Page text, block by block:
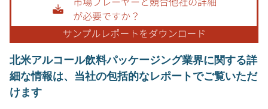
北米アルコール飲料パッケージング業界に関する詳
細な情報は、当社の包括的なレポートでご覧いただ
けます